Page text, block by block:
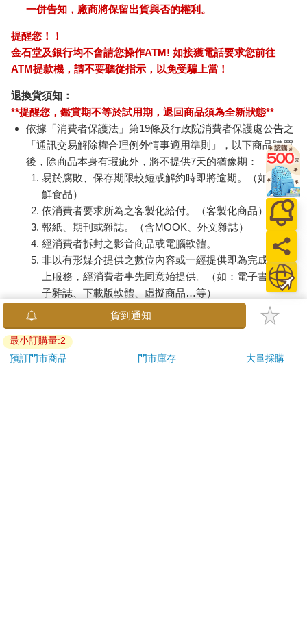
商品運送說明：
本公司所提供的產品配送區域範圍目前僅限台灣本島。注
意！收件地址請勿為郵政信箱。
商品將由廠商透過貨運或是郵局寄送。消費者訂購之商品若
無法送達，經電話或 E-mail無法聯繫逾三天者，本公司將取
消該筆訂單，並且全額退款。
當廠商出貨後，您會收到E-mail出貨通知，您也可透過【訂
單查詢】確認出貨情況。
產品顏色可能會因網頁呈現與拍攝關係產生色差，圖片僅供
參考，商品依實際供貨樣式為準。
如果是大型商品（如：傢俱、床墊、家電、運動器材等）及
需安裝商品，請依商品頁面說明為主。訂單完成收款確認
後，出貨廠商將會和您聯繫確認相關配送等細節。
偏遠地區、樓層費及其它加價費用，皆由廠商於約定配送時
一併告知，廠商將保留出貨與否的權利。
提醒您！！
金石堂及銀行均不會請您操作ATM! 如接獲電話要求您前往
ATM提款機，請不要聽從指示，以免受騙上當！
退換貨須知：